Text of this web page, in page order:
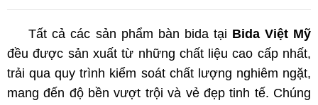
Tất cả các sản phẩm bàn bida tại Bida Việt Mỹ
đều được sản xuất từ những chất liệu cao cấp nhất,
trải qua quy trình kiểm soát chất lượng nghiêm ngặt,
mang đến độ bền vượt trội và vẻ đẹp tinh tế. Chúng